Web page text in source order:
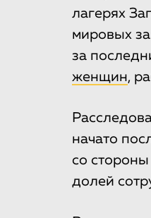
лагерях
мировых
за
женщин,
начато
со стороны
долей